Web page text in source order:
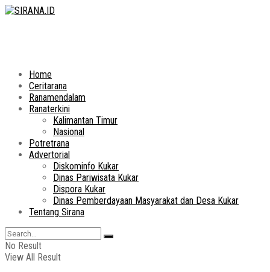
Home
Ceritarana
Ranamendalam
Ranaterkini
Kalimantan Timur
Nasional
Potretrana
Advertorial
Diskominfo Kukar
Dinas Pariwisata Kukar
Dispora Kukar
Dinas Pemberdayaan Masyarakat dan Desa Kukar
Tentang Sirana
No Result
View All Result